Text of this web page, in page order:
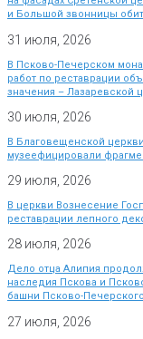
и Большой звонницы
31 июля, 2026
В Псково-Печерском
работ по реставрации
значения – Лазаревской
30 июля, 2026
В Благовещенской
музеефицировали
29 июля, 2026
В церкви Вознесение
реставрации лепного
28 июля, 2026
Дело отца Алипия
наследия Пскова и
башни Псково-
27 июля, 2026